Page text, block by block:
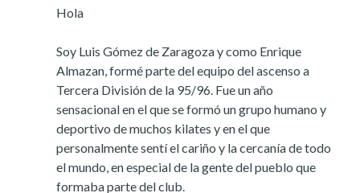
Hola
Soy Luis Gómez de Zaragoza y como Enrique
Almazan, formé parte del equipo del ascenso a
Tercera División de la 95/96. Fue un año
sensacional en el que se formó un grupo humano y
deportivo de muchos kilates y en el que
personalmente sentí el cariño y la cercanía de todo
el mundo, en especial de la gente del pueblo que
formaba parte del club.